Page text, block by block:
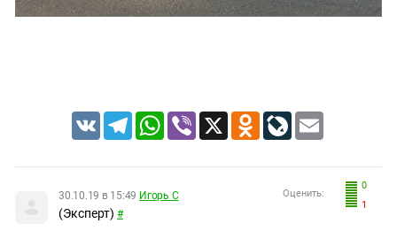
VK TelegramWhatsApp
Viber X Odnoklassniki
LiveJournal
Email
0
1
Оценить:
30.10.19 в 15:49 Игорь С
(Эксперт) #